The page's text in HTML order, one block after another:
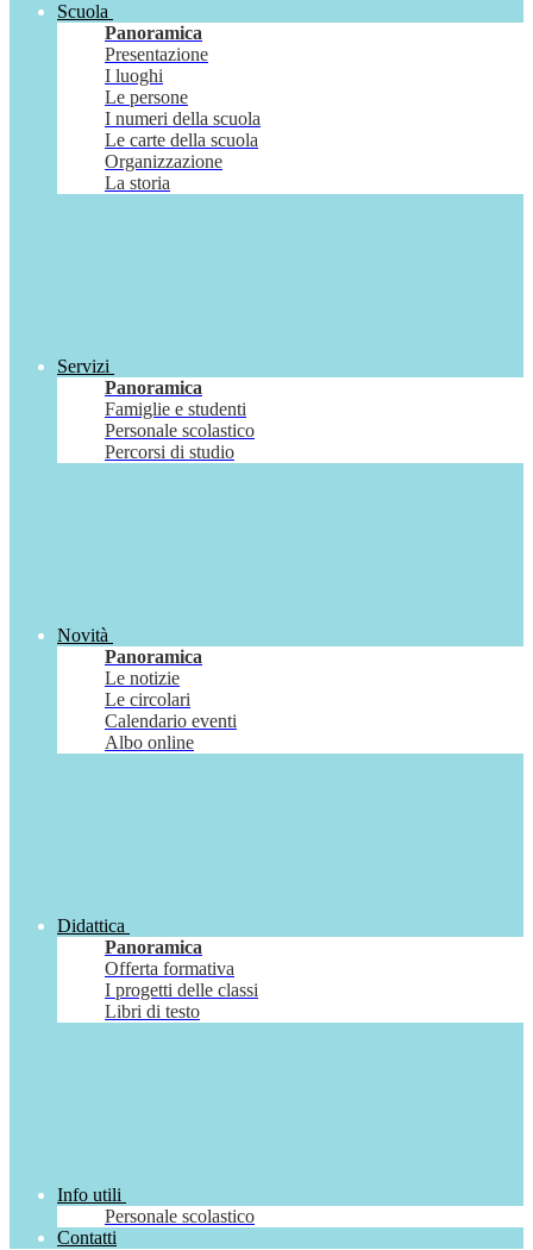
Scuola
Panoramica
Presentazione
I luoghi
Le persone
I numeri della scuola
Le carte della scuola
Organizzazione
La storia
Servizi
Panoramica
Famiglie e studenti
Personale scolastico
Percorsi di studio
Novità
Panoramica
Le notizie
Le circolari
Calendario eventi
Albo online
Didattica
Panoramica
Offerta formativa
I progetti delle classi
Libri di testo
Info utili
Personale scolastico
Contatti